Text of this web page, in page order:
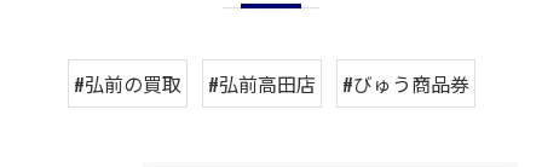
#弘前の買取 #弘前高田店 #びゅう商品券